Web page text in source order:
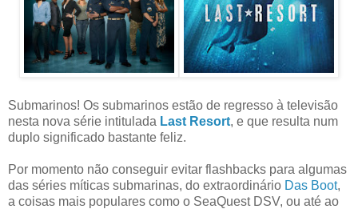
Submarinos! Os submarinos estão de regresso à televisão
nesta nova série intitulada Last Resort, e que resulta num
duplo significado bastante feliz.
Por momento não conseguir evitar flashbacks para algumas
das séries míticas submarinas, do extraordinário Das Boot,
a coisas mais populares como o SeaQuest DSV, ou até ao